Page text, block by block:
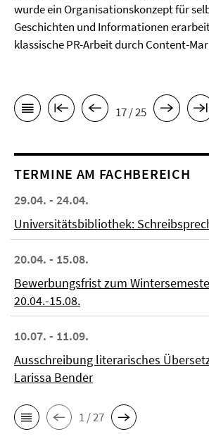
wurde ein Organisationskonzept für
Geschichten und Informationen
klassische PR-Arbeit durch Content-
17 / 25
TERMINE AM FACHBEREICH
29.04. - 24.04.
Universitätsbibliothek:
20.04. - 15.08.
Bewerbungsfrist zum
20.04.-15.08.
10.07. - 11.09.
Ausschreibung literarisches
Larissa Bender
1 / 27